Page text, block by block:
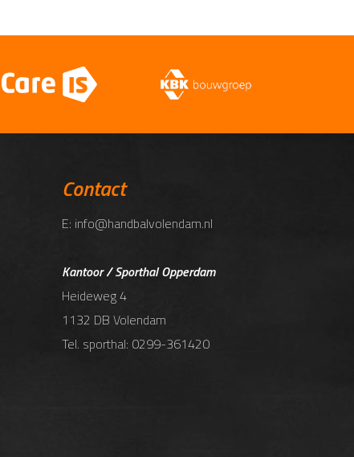
Contact
E: info@handbalvolendam.nl
Kantoor / Sporthal Opperdam
Heideweg 4
1132 DB Volendam
Tel. sporthal: 0299-361420